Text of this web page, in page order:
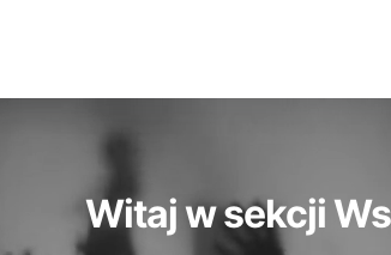
Witaj w sekcji